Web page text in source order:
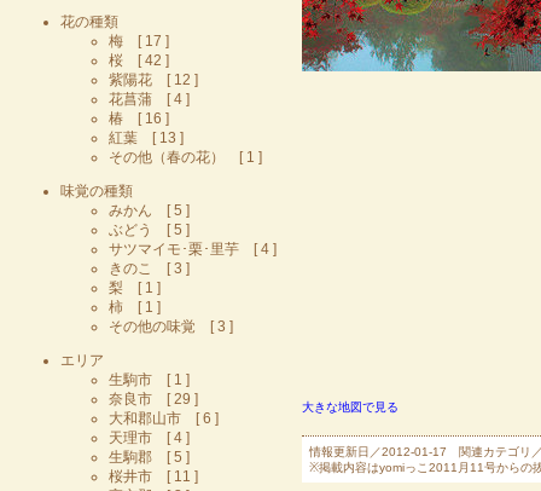
花の種類
梅 [ 17 ]
桜 [ 42 ]
紫陽花 [ 12 ]
花菖蒲 [ 4 ]
椿 [ 16 ]
紅葉 [ 13 ]
その他（春の花） [ 1 ]
味覚の種類
みかん [ 5 ]
ぶどう [ 5 ]
サツマイモ･栗･里芋 [ 4 ]
きのこ [ 3 ]
梨 [ 1 ]
柿 [ 1 ]
その他の味覚 [ 3 ]
エリア
生駒市 [ 1 ]
奈良市 [ 29 ]
大和郡山市 [ 6 ]
天理市 [ 4 ]
生駒郡 [ 5 ]
桜井市 [ 11 ]
大きな地図で見る
情報更新日／2012-01-17 関連カテゴリ
※掲載内容はyomiっこ2011月11号からの